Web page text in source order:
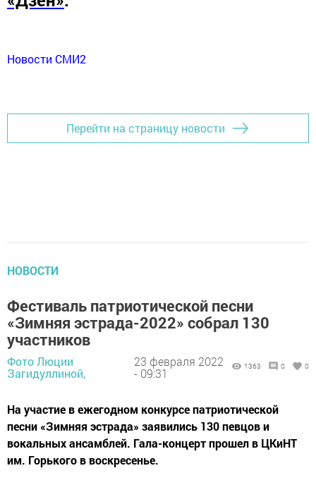
Новости СМИ2
Перейти на страницу новости
НОВОСТИ
Фестиваль патриотической песни
«Зимняя эстрада-2022» собрал 130
участников
Фото Люции
Загидуллиной,
23 февраля 2022
- 09:31
1363 0 0
На участие в ежегодном конкурсе патриотической
песни «Зимняя эстрада» заявились 130 певцов и
вокальных ансамблей. Гала-концерт прошел в ЦКиНТ
им. Горького в воскресенье.